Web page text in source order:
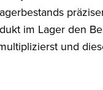
im Lager den
und